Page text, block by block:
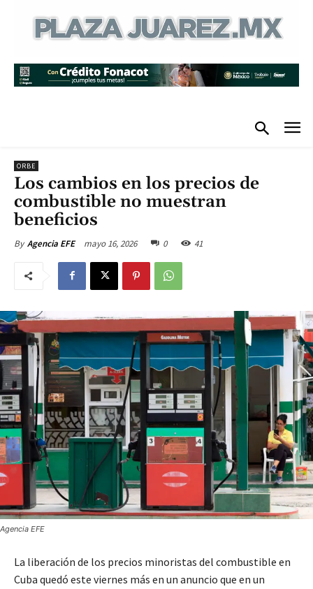
ORBE
Los cambios en los precios de
combustible no muestran
beneficios
By Agencia EFE mayo 16, 2026 0 41
Agencia EFE
La liberación de los precios minoristas del combustible en
Cuba quedó este viernes más en un anuncio que en un